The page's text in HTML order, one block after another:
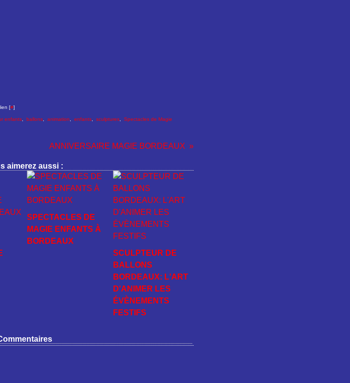
[#]
enfants ballons animation enfants sculptures Spectacles de Magie
ANNIVERSAIRE MAGIE BORDEAUX
aimerez aussi :
SPECTACLES DE
MAGIE ENFANTS À
BORDEAUX
SCULPTEUR DE
BALLONS
BORDEAUX: L'ART
D'ANIMER LES
ÉVÈNEMENTS
FESTIFS